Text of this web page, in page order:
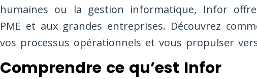
humaines ou la gestion informatique, Infor
PME et aux grandes entreprises. Découvrez
vos processus opérationnels et vous propulser vers
Comprendre ce qu’est Infor